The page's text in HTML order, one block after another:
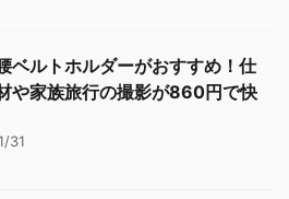
ベルトホルダーがおすすめ！仕
や家族旅行の撮影が860円で快
31